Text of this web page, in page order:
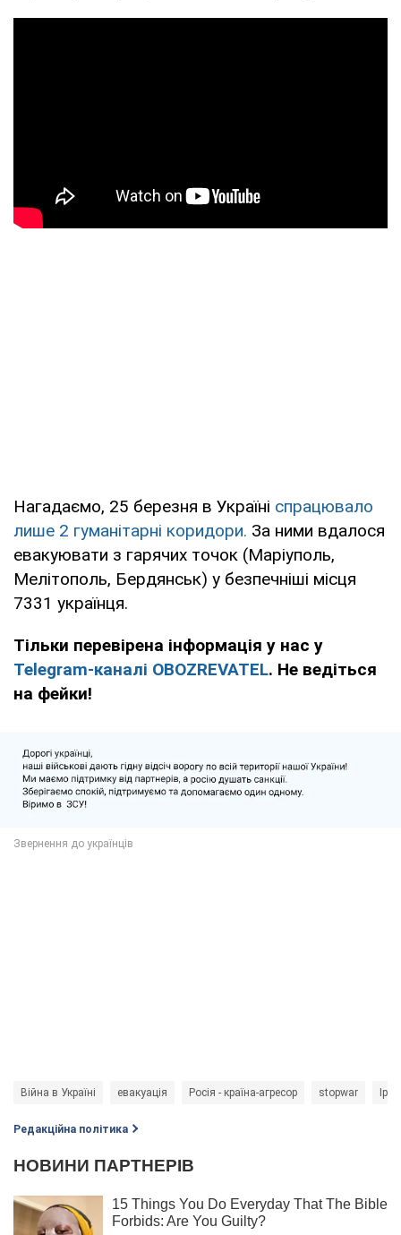
Нагадаємо, 25 березня в Україні спрацювало
лише 2 гуманітарні коридори. За ними вдалося
евакуювати з гарячих точок (Маріуполь,
Мелітополь, Бердянськ) у безпечніші місця
7331 українця.
Тільки перевірена інформація у нас у
Telegram-каналі OBOZREVATEL. Не ведіться
на фейки!
Війна в Україні евакуація Росія - країна-агресор stopwar
Редакційна політика